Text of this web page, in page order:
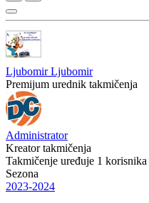
Ljubomir Ljubomir
Premijum urednik takmičenja
Administrator
Kreator takmičenja
Takmičenje uređuje 1 korisnika
Sezona
2023-2024